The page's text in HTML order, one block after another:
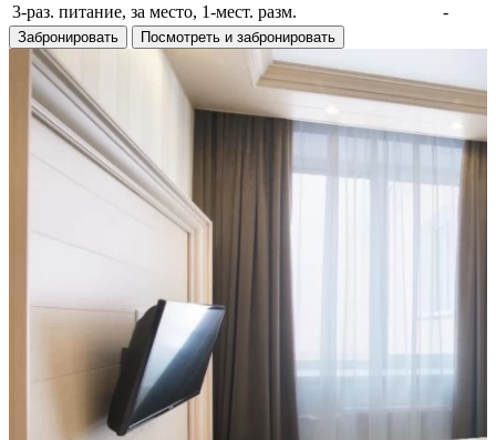
3-раз. питание, за место, 1-мест. разм.
-
Забронировать Посмотреть и забронировать